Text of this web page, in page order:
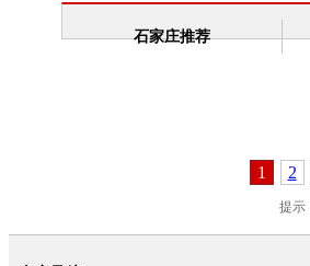
石家庄推荐
1 2
提示